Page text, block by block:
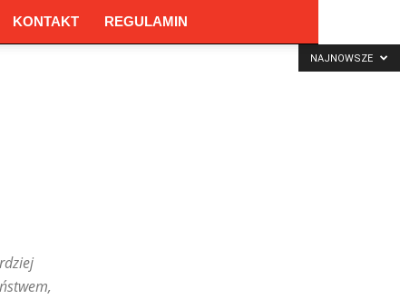
KONTAKT REGULAMIN
NAJNOWSZE